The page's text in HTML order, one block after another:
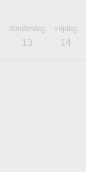
donderdag
13
vrijdag
14